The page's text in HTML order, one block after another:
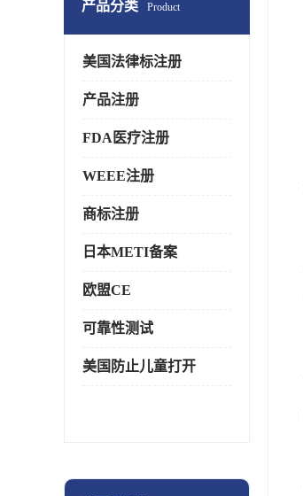
产品分类 Product
美国法律标注册
产品注册
FDA医疗注册
WEEE注册
商标注册
日本METI备案
欧盟CE
可靠性测试
美国防止儿童打开